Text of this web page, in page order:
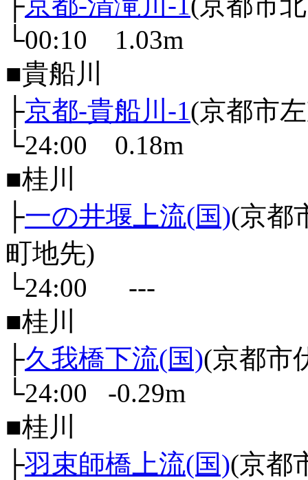
└00:10 1.03m
■貴船川
├京都-貴船川-1(京都市
└24:00 0.18m
■桂川
├一の井堰上流(国)(京都
町地先)
└24:00 ---
■桂川
├久我橋下流(国)(京都市
└24:00 -0.29m
■桂川
├羽束師橋上流(国)(京都